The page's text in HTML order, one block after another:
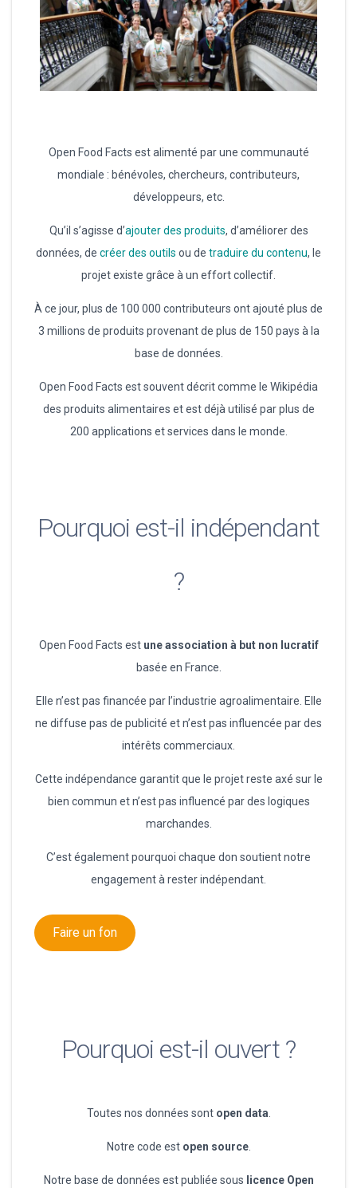
Open Food Facts est alimenté par une communauté
mondiale : bénévoles, chercheurs, contributeurs,
développeurs, etc.
Qu’il s’agisse d’ajouter des produits, d’améliorer des
données, de créer des outils ou de traduire du contenu, le
projet existe grâce à un effort collectif.
À ce jour, plus de 100 000 contributeurs ont ajouté plus de
3 millions de produits provenant de plus de 150 pays à la
base de données.
Open Food Facts est souvent décrit comme le Wikipédia
des produits alimentaires et est déjà utilisé par plus de
200 applications et services dans le monde.
Pourquoi est-il indépendant
?
Open Food Facts est une association à but non lucratif
basée en France.
Elle n’est pas financée par l’industrie agroalimentaire. Elle
ne diffuse pas de publicité et n’est pas influencée par des
intérêts commerciaux.
Cette indépendance garantit que le projet reste axé sur le
bien commun et n’est pas influencé par des logiques
marchandes.
C’est également pourquoi chaque don soutient notre
engagement à rester indépendant.
Faire un fon
Pourquoi est-il ouvert ?
Toutes nos données sont open data
Notre code est open source.
Notre base de données est publiée sous licence Open